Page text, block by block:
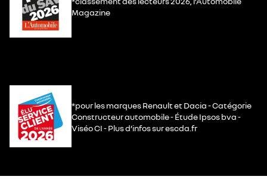
Magazine
*pour les marques Renault et Dacia - Catégorie
Constructeur automobile - Étude Ipsos bva -
Viséo CI - Plus d’infos sur escda.fr